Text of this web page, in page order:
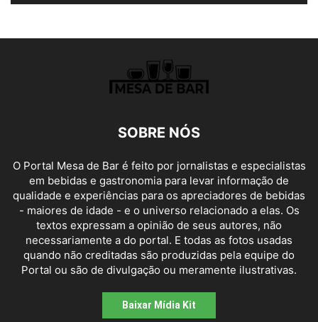
SOBRE NÓS
O Portal Mesa de Bar é feito por jornalistas e especialistas
em bebidas e gastronomia para levar informação de
qualidade e experiências para os apreciadores de bebidas
- maiores de idade - e o universo relacionado a elas. Os
textos expressam a opinião de seus autores, não
necessariamente a do portal. E todas as fotos usadas
quando não creditadas são produzidas pela equipe do
Portal ou são de divulgação ou meramente ilustrativas.
Baixar Mídia Kit